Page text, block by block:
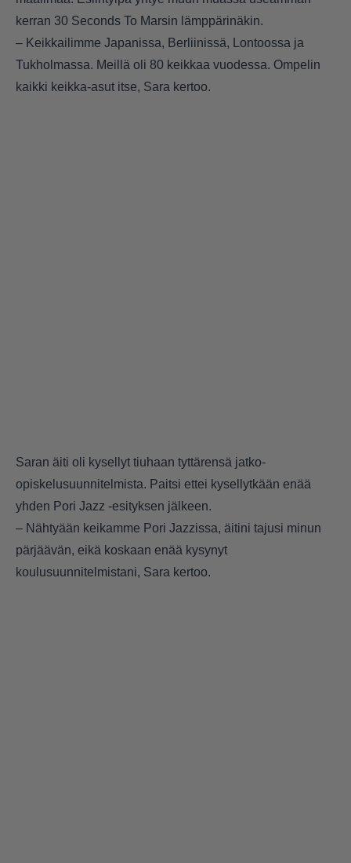
kerran 30 Seconds To Marsin lämppärinäkin.
– Keikkailimme Japanissa, Berliinissä, Lontoossa ja
Tukholmassa. Meillä oli 80 keikkaa vuodessa. Ompelin
kaikki keikka-asut itse, Sara kertoo.
Saran äiti oli kysellyt tiuhaan tyttärensä jatko-
opiskelusuunnitelmista. Paitsi ettei kysellytkään enää
yhden Pori Jazz -esityksen jälkeen.
– Nähtyään keikamme Pori Jazzissa, äitini tajusi minun
pärjäävän, eikä koskaan enää kysynyt
koulusuunnitelmistani, Sara kertoo.